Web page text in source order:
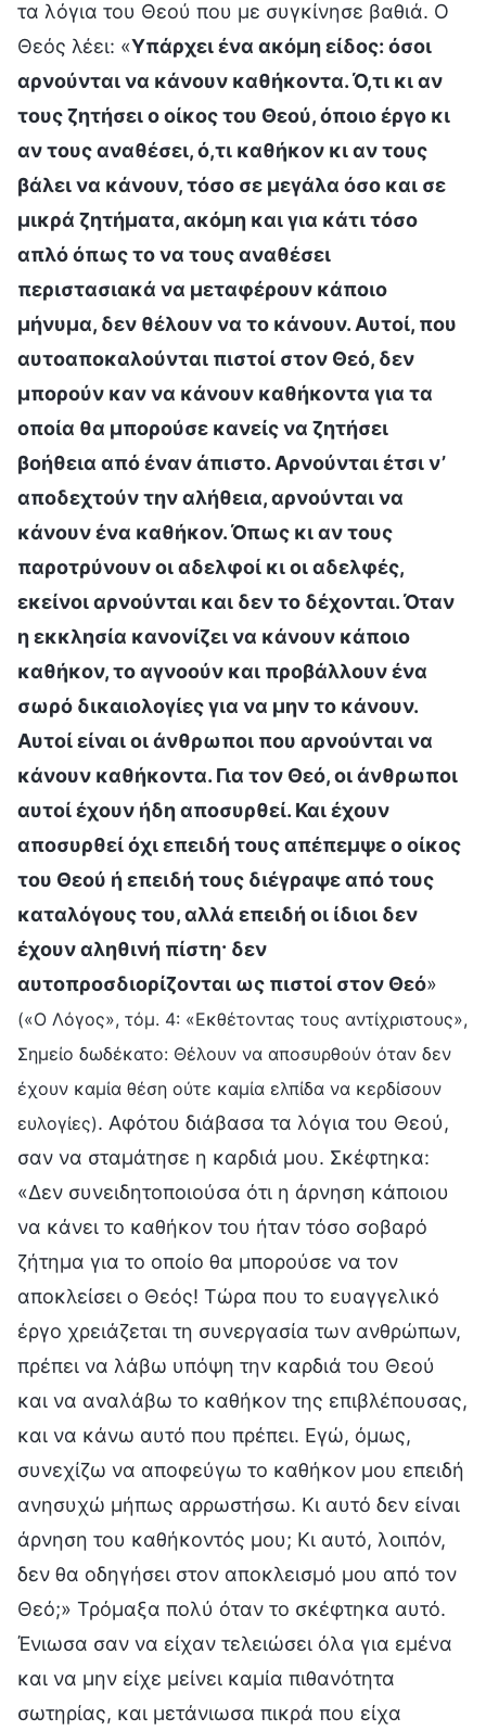
τα λόγια του Θεού που με συγκίνησε βαθιά. Ο
Θεός λέει: «Υπάρχει ένα ακόμη είδος: όσοι
αρνούνται να κάνουν καθήκοντα. Ό,τι κι αν
τους ζητήσει ο οίκος του Θεού, όποιο έργο κι
αν τους αναθέσει, ό,τι καθήκον κι αν τους
βάλει να κάνουν, τόσο σε μεγάλα όσο και σε
μικρά ζητήματα, ακόμη και για κάτι τόσο
απλό όπως το να τους αναθέσει
περιστασιακά να μεταφέρουν κάποιο
μήνυμα, δεν θέλουν να το κάνουν. Αυτοί, που
αυτοαποκαλούνται πιστοί στον Θεό, δεν
μπορούν καν να κάνουν καθήκοντα για τα
οποία θα μπορούσε κανείς να ζητήσει
βοήθεια από έναν άπιστο. Αρνούνται έτσι ν’
αποδεχτούν την αλήθεια, αρνούνται να
κάνουν ένα καθήκον. Όπως κι αν τους
παροτρύνουν οι αδελφοί κι οι αδελφές,
εκείνοι αρνούνται και δεν το δέχονται. Όταν
η εκκλησία κανονίζει να κάνουν κάποιο
καθήκον, το αγνοούν και προβάλλουν ένα
σωρό δικαιολογίες για να μην το κάνουν.
Αυτοί είναι οι άνθρωποι που αρνούνται να
κάνουν καθήκοντα. Για τον Θεό, οι άνθρωποι
αυτοί έχουν ήδη αποσυρθεί. Και έχουν
αποσυρθεί όχι επειδή τους απέπεμψε ο οίκος
του Θεού ή επειδή τους διέγραψε από τους
καταλόγους του, αλλά επειδή οι ίδιοι δεν
έχουν αληθινή πίστη· δεν
αυτοπροσδιορίζονται ως πιστοί στον Θεό»
(«Ο Λόγος», τόμ. 4: «Εκθέτοντας τους αντίχριστους»,
Σημείο δωδέκατο: Θέλουν να αποσυρθούν όταν δεν
έχουν καμία θέση ούτε καμία ελπίδα να κερδίσουν
ευλογίες). Αφότου διάβασα τα λόγια του Θεού,
σαν να σταμάτησε η καρδιά μου. Σκέφτηκα:
«Δεν συνειδητοποιούσα ότι η άρνηση κάποιου
να κάνει το καθήκον του ήταν τόσο σοβαρό
ζήτημα για το οποίο θα μπορούσε να τον
αποκλείσει ο Θεός! Τώρα που το ευαγγελικό
έργο χρειάζεται τη συνεργασία των ανθρώπων,
πρέπει να λάβω υπόψη την καρδιά του Θεού
και να αναλάβω το καθήκον της επιβλέπουσας,
και να κάνω αυτό που πρέπει. Εγώ, όμως,
συνεχίζω να αποφεύγω το καθήκον μου επειδή
ανησυχώ μήπως αρρωστήσω. Κι αυτό δεν είναι
άρνηση του καθήκοντός μου; Κι αυτό, λοιπόν,
δεν θα οδηγήσει στον αποκλεισμό μου από τον
Θεό;» Τρόμαξα πολύ όταν το σκέφτηκα αυτό.
Ένιωσα σαν να είχαν τελειώσει όλα για εμένα
και να μην είχε μείνει καμία πιθανότητα
σωτηρίας, και μετάνιωσα πικρά που είχα